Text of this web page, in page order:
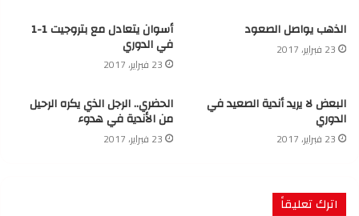
الذهب يواصل الصعود
23 فبراير، 2017
أسوان يتعادل مع بتروجيت 1-1
في الدوري
23 فبراير، 2017
البعض لا يريد أندية الصعيد في
الدوري
23 فبراير، 2017
الحضري.. الرجل الذي يكره الرحيل
من الأندية في هدوء
23 فبراير، 2017
اترك تعليقاً